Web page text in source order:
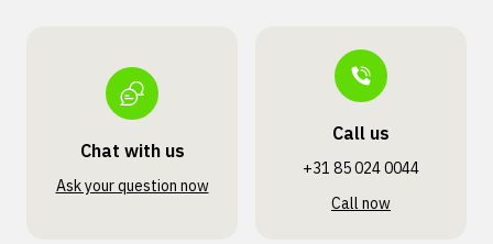
Chat with us
Ask your question now
Call us
+31 85 024 0044
Call now